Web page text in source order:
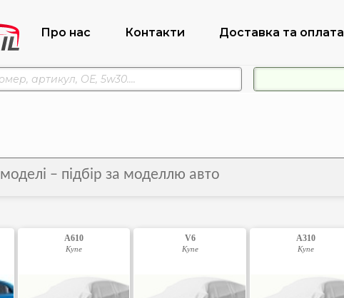
Про нас Контакти Доставка та оплата
– підбір за моделлю авто
A610
Купе
V6
Купе
A310
Купе